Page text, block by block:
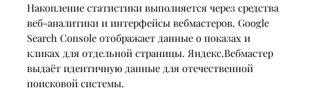
Накопление статистики выполняется через средства
веб-аналитики и интерфейсы вебмастеров. Google
Search Console отображает данные о показах и
кликах для отдельной страницы. Яндекс.Вебмастер
выдаёт идентичную данные для отечественной
поисковой системы.